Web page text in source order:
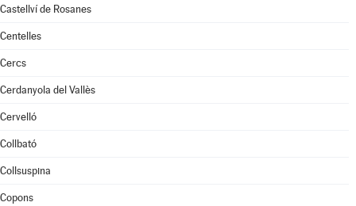
Castellví de Rosanes
Centelles
Cercs
Cerdanyola del Vallès
Cervelló
Collbató
Collsuspina
Copons